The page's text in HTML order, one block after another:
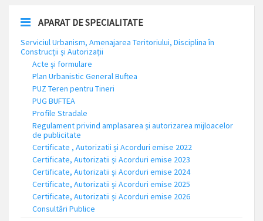
APARAT DE SPECIALITATE
Serviciul Urbanism, Amenajarea Teritoriului, Disciplina în
Construcții și Autorizații
Acte și formulare
Plan Urbanistic General Buftea
PUZ Teren pentru Tineri
PUG BUFTEA
Profile Stradale
Regulament privind amplasarea și autorizarea mijloacelor
de publicitate
Certificate , Autorizatii și Acorduri emise 2022
Certificate, Autorizatii și Acorduri emise 2023
Certificate, Autorizatii și Acorduri emise 2024
Certificate, Autorizatii și Acorduri emise 2025
Certificate, Autorizatii și Acorduri emise 2026
Consultări Publice